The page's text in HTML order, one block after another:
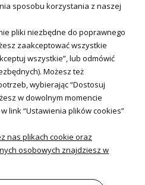
sposobu korzystania z naszej
pliki niezbędne do poprawnego
zaakceptować wszystkie
wszystkie”, lub odmówić
Możesz też
wybierając “Dostosuj
w dowolnym momencie
link “Ustawienia plików cookies”
nas plikach cookie oraz
osobowych znajdziesz w